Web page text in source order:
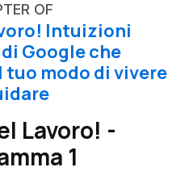
OF
Intuizioni
Google che
modo di vivere
Lavoro! -
1